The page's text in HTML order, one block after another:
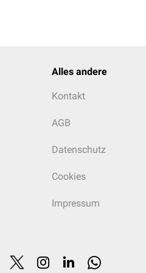
Alles andere
Kontakt
AGB
Datenschutz
Cookies
Impressum